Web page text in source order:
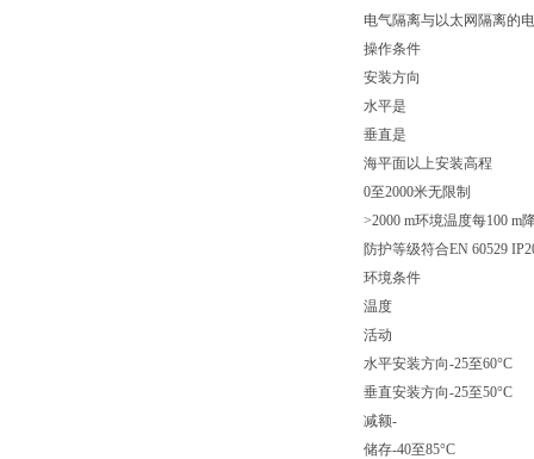
电气隔离与以太网隔离的
操作条件
安装方向
水平是
垂直是
海平面以上安装高程
0至2000米无限制
>2000 m环境温度每100 m
防护等级符合EN 60529
环境条件
温度
活动
水平安装方向-25至60°C
垂直安装方向-25至50°C
减额-
储存-40至85°C